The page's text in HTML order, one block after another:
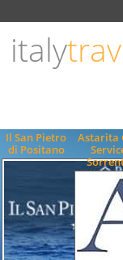
italy
Il San Pietro
di Positano
Astarita
lingua
ITALIANO
ENGLISH